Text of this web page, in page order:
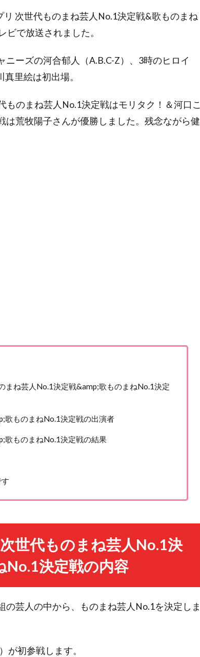
次世代ものまね芸人No.1決定戦&歌ものまね
ビで放送されました。
ーズの河合郁人（A.B.C-Z）、3時のヒロイ
里絵は初出場。
ものまね芸人No.1決定戦はモリタク！＆河口こ
は荒牧陽子さんが優勝しました。残念ながら健
まね芸人No.1決定戦&amp;歌ものまねNo.1決定
歌ものまねNo.1決定戦の出演者
歌ものまねNo.1決定戦の結果
世代ものまね芸人No.1決
No.1決定戦の内容
芸人の中から、ものまね芸人No.1を決定しま
が初参戦します。